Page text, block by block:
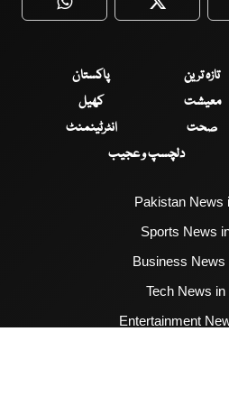
WhatsApp Twitter
تازہ ترین
پاکستان
معیشت
کھیل
صحت
انٹرٹینمنٹ
دلچسپ و عجیب
Pakistan News
Sports News
Business News
Tech News in
Entertainment